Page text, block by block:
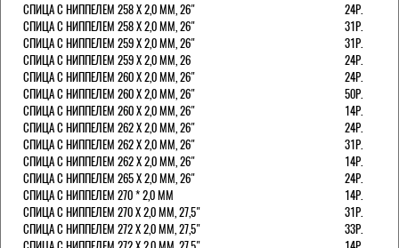
СПИЦА С НИППЕЛЕМ 258 Х 2,0 ММ, 26"
24Р.
СПИЦА С НИППЕЛЕМ 258 Х 2,0 ММ, 26"
31Р.
СПИЦА С НИППЕЛЕМ 259 Х 2,0 ММ, 26"
31Р.
СПИЦА С НИППЕЛЕМ 259 Х 2,0 ММ, 26
24Р.
СПИЦА С НИППЕЛЕМ 260 Х 2,0 ММ, 26"
24Р.
СПИЦА С НИППЕЛЕМ 260 Х 2,0 ММ, 26"
50Р.
СПИЦА С НИППЕЛЕМ 260 Х 2,0 ММ, 26"
14Р.
СПИЦА С НИППЕЛЕМ 262 Х 2,0 ММ, 26"
24Р.
СПИЦА С НИППЕЛЕМ 262 Х 2,0 ММ, 26"
31Р.
СПИЦА С НИППЕЛЕМ 262 Х 2,0 ММ, 26"
14Р.
СПИЦА С НИППЕЛЕМ 265 Х 2,0 ММ, 26"
24Р.
СПИЦА С НИППЕЛЕМ 270 * 2,0 ММ
14Р.
СПИЦА С НИППЕЛЕМ 270 Х 2,0 ММ, 27,5"
31Р.
СПИЦА С НИППЕЛЕМ 272 Х 2,0 ММ, 27,5"
33Р.